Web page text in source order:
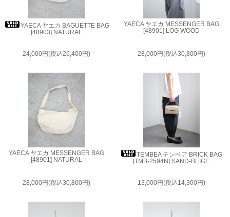
YAECA ヤエカ BAGUETTE BAG
[48903] NATURAL
24,000円(税込26,400円)
YAECA ヤエカ MESSENGER BAG
[48901] LOG WOOD
28,000円(税込30,800円)
YAECA ヤエカ MESSENGER BAG
[48901] NATURAL
28,000円(税込30,800円)
TEMBEA テンベア BRICK BAG
[TMB-2594N] SAND-BEIGE
13,000円(税込14,300円)